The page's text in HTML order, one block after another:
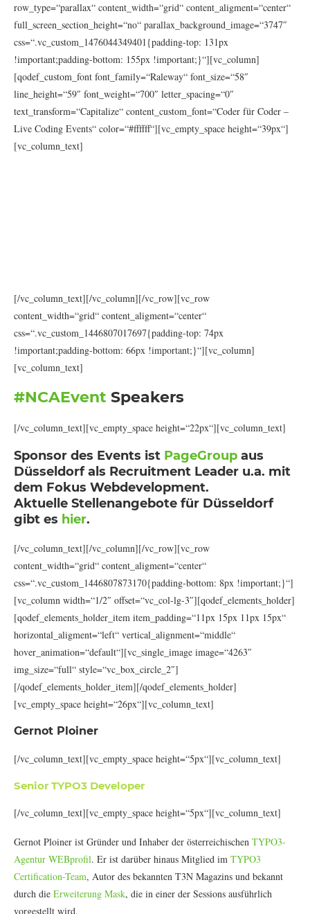
row_type=“parallax“ content_width=“grid“ content_aligment=“center“
full_screen_section_height=“no“ parallax_background_image=“3747″
css=“.vc_custom_1476044349401{padding-top: 131px
!important;padding-bottom: 155px !important;}“][vc_column]
[qodef_custom_font font_family=“Raleway“ font_size=“58″
line_height=“59″ font_weight=“700″ letter_spacing=“0″
text_transform=“Capitalize“ content_custom_font=“Coder für Coder –
Live Coding Events“ color=“#ffffff“][vc_empty_space height=“39px“]
[vc_column_text]
[/vc_column_text][/vc_column][/vc_row][vc_row
content_width=“grid“ content_aligment=“center“
css=“.vc_custom_1446807017697{padding-top: 74px
!important;padding-bottom: 66px !important;}“][vc_column]
[vc_column_text]
#NCAEvent Speakers
[/vc_column_text][vc_empty_space height=“22px“][vc_column_text]
Sponsor des Events ist PageGroup aus
Düsseldorf als Recruitment Leader u.a. mit
dem Fokus Webdevelopment.
Aktuelle Stellenangebote für Düsseldorf
gibt es hier.
[/vc_column_text][/vc_column][/vc_row][vc_row
content_width=“grid“ content_aligment=“center“
css=“.vc_custom_1446807873170{padding-bottom: 8px !important;}“]
[vc_column width=“1/2″ offset=“vc_col-lg-3″][qodef_elements_holder]
[qodef_elements_holder_item item_padding=“11px 15px 11px 15px“
horizontal_aligment=“left“ vertical_alignment=“middle“
hover_animation=“default“][vc_single_image image=“4263″
img_size=“full“ style=“vc_box_circle_2″]
[/qodef_elements_holder_item][/qodef_elements_holder]
[vc_empty_space height=“26px“][vc_column_text]
Gernot Ploiner
[/vc_column_text][vc_empty_space height=“5px“][vc_column_text]
Senior TYPO3 Developer
[/vc_column_text][vc_empty_space height=“5px“][vc_column_text]
Gernot Ploiner ist Gründer und Inhaber der österreichischen TYPO3-
Agentur WEBprofil. Er ist darüber hinaus Mitglied im TYPO3
Certification-Team, Autor des bekannten T3N Magazins und bekannt
durch die Erweiterung Mask, die in einer der Sessions ausführlich
vorgestellt wird.